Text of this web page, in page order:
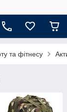
та фітнесу